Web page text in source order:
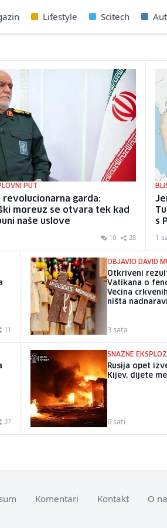
Lifestyle Scitech
PUT
revolucionarna garda:
moreuz se otvara tek kad
naše uslove
10 28
s
1
11
OBJAVIO DAVID
Otkriveni
Vatikana o
Većina
ništa
3 sata
37
SNAŽNE
Rusija opet
Kijev, dijete
6 sati
Komentari Kontakt O